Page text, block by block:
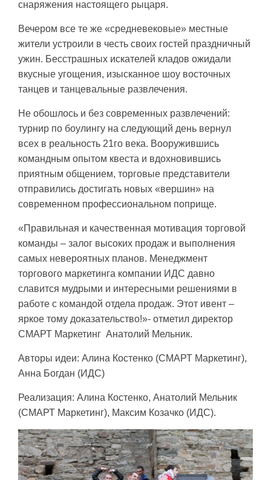
снаряжения настоящего рыцаря.
Вечером все те же «средневековые» местные
жители устроили в честь своих гостей праздничный
ужин. Бесстрашных искателей кладов ожидали
вкусные угощения, изысканное шоу восточных
танцев и танцевальные развлечения.
Не обошлось и без современных развлечений:
турнир по боулингу на следующий день вернул
всех в реальность 21го века. Вооружившись
командным опытом квеста и вдохновившись
приятным общением, торговые представители
отправились достигать новых «вершин» на
современном профессиональном поприще.
«Правильная и качественная мотивация торговой
команды – залог высоких продаж и выполнения
самых невероятных планов. Менеджмент
торгового маркетинга компании ИДС давно
славится мудрыми и интересными решениями в
работе с командой отдела продаж. Этот ивент –
яркое тому доказательство!»- отметил директор
СМАРТ Маркетинг Анатолий Мельник.
Авторы идеи: Алина Костенко (СМАРТ Маркетинг),
Анна Богдан (ИДС)
Реализация: Алина Костенко, Анатолий Мельник
(СМАРТ Маркетинг), Максим Козачко (ИДС).